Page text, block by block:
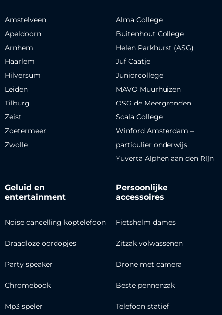
Amstelveen
Apeldoorn
Arnhem
Haarlem
Hilversum
Leiden
Tilburg
Zeist
Zoetermeer
Zwolle
Alma College
Buitenhout College
Helen Parkhurst (ASG)
Juf Caatje
Juniorcollege
MAVO Muurhuizen
OSG de Meergronden
Scala College
Winford Amsterdam –
particulier onderwijs
Yuverta Alphen aan den Rijn
Geluid en
entertainment
Noise cancelling koptelefoon
Draadloze oordopjes
Party speaker
Chromebook
Mp3 speler
Persoonlijke
accessoires
Fietshelm dames
Zitzak volwassenen
Drone met camera
Beste pennenzak
Telefoon statief